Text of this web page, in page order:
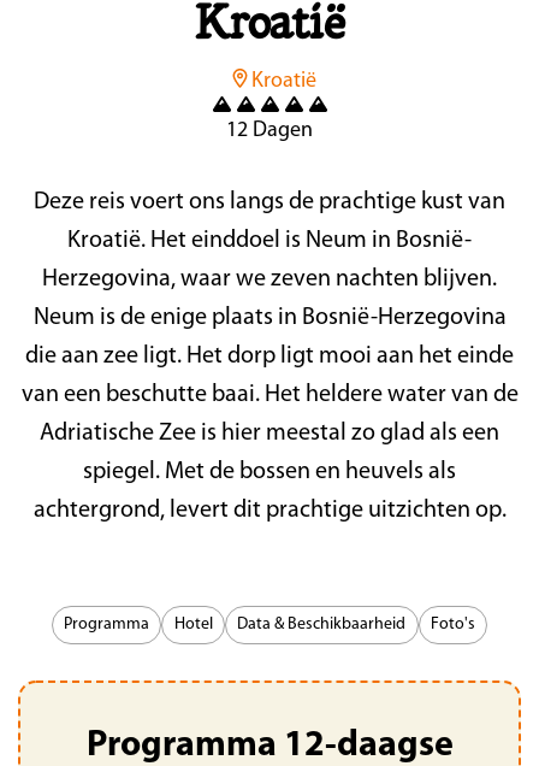
Kroatië
Kroatië
12 Dagen
Deze reis voert ons langs de prachtige kust van
Kroatië. Het einddoel is Neum in Bosnië-
Herzegovina, waar we zeven nachten blijven.
Neum is de enige plaats in Bosnië-Herzegovina
die aan zee ligt. Het dorp ligt mooi aan het einde
van een beschutte baai. Het heldere water van de
Adriatische Zee is hier meestal zo glad als een
spiegel. Met de bossen en heuvels als
achtergrond, levert dit prachtige uitzichten op.
Programma Hotel Data & Beschikbaarheid Foto's
Programma 12-daagse